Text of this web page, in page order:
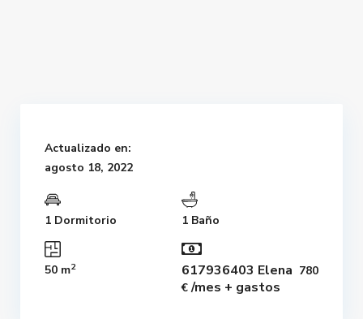
Actualizado en:
agosto 18, 2022
1 Dormitorio 1 Baño
50 m2 617936403 Elena 780
€/mes + gastos